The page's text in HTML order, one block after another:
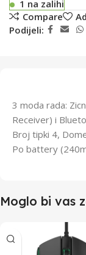
1 na zalihi
Compare
Podijeli:
3 moda rada:
Receiver) i
Broj tipki 4,
Po battery
Moglo bi vas